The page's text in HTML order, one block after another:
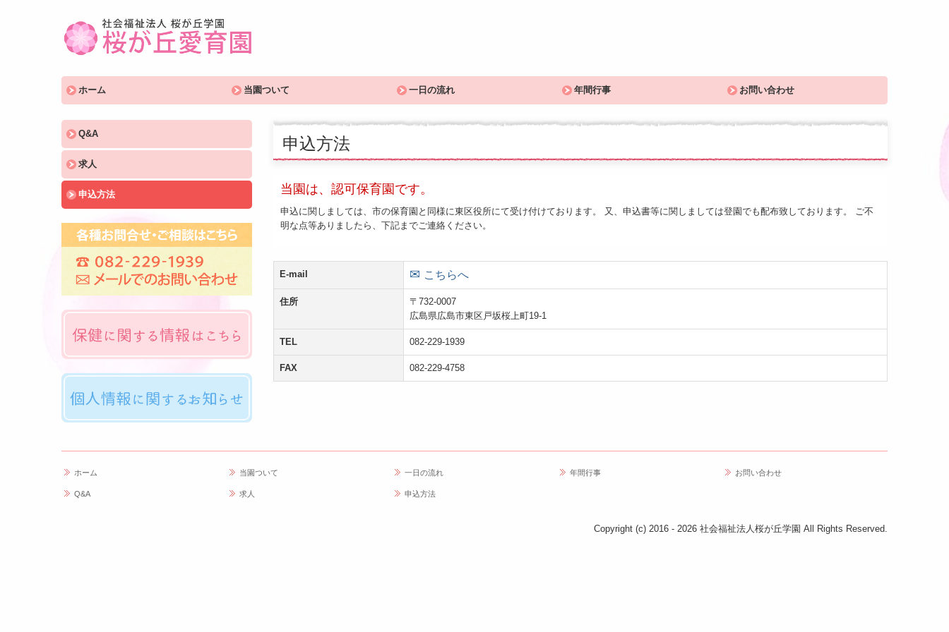
ホーム 当園ついて 一日の流れ 年間行事 お問い合わせ
Q&A
求人
申込方法
申込方法
当園は、認可保育園です。
申込に関しましては、市の保育園と同様に東区役所にて受け付けております。 又、申込書等に関しましては登園でも配布致しております。 ご不
明な点等ありましたら、下記までご連絡ください。
E-mail ✉ こちらへ
住所
〒732-0007
広島県広島市東区戸坂桜上町19-1
TEL 082-229-1939
FAX 082-229-4758
ホーム 当園ついて 一日の流れ 年間行事 お問い合わせ
Q&A 求人 申込方法
Copyright (c) 2016 - 2026 社会福祉法人桜が丘学園 All Rights Reserved.